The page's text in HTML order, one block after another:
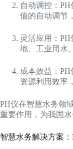
自动调控：
值的自动调节
灵活应用：
地、工业用水
成本效益：
资源利用效率
PH仪在智慧水务领
重要作用，为我国
智慧水务解决方案